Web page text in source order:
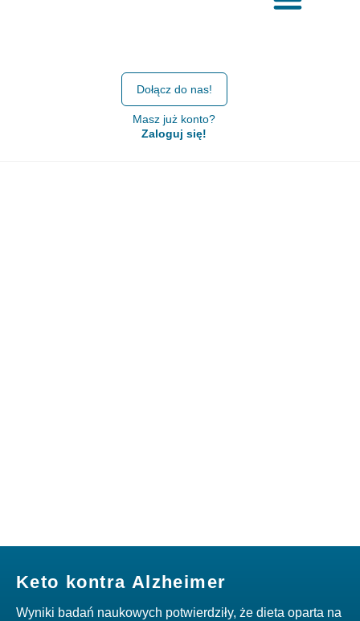
Dołącz do nas!
Masz już konto?
Zaloguj się!
Keto kontra Alzheimer
Wyniki badań naukowych potwierdziły, że dieta oparta na